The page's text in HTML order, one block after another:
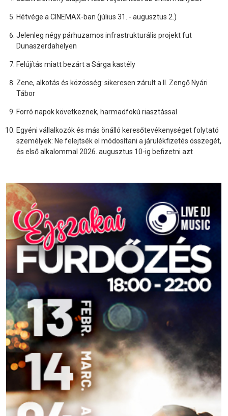
Hétvége a CINEMAX-ban (július 31. - augusztus 2.)
Jelenleg négy párhuzamos infrastrukturális projekt fut
Dunaszerdahelyen
Felújítás miatt bezárt a Sárga kastély
Zene, alkotás és közösség: sikeresen zárult a II. Zengő Nyári
Tábor
Forró napok következnek, harmadfokú riasztással
Egyéni vállalkozók és más önálló keresőtevékenységet folytató
személyek: Ne felejtsék el módosítani a járulékfizetés összegét,
és első alkalommal 2026. augusztus 10-ig befizetni azt